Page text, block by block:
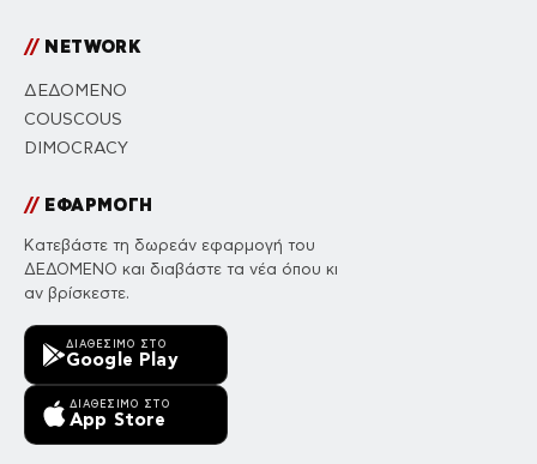
//NETWORK
ΔΕΔΟΜΕΝΟ
COUSCOUS
DIMOCRACY
//ΕΦΑΡΜΟΓΗ
Κατεβάστε τη δωρεάν εφαρμογή του
ΔΕΔΟΜΕΝΟ και διαβάστε τα νέα όπου κι
αν βρίσκεστε.
ΔΙΑΘΈΣΙΜΟ ΣΤΟ
Google Play
ΔΙΑΘΈΣΙΜΟ ΣΤΟ
App Store